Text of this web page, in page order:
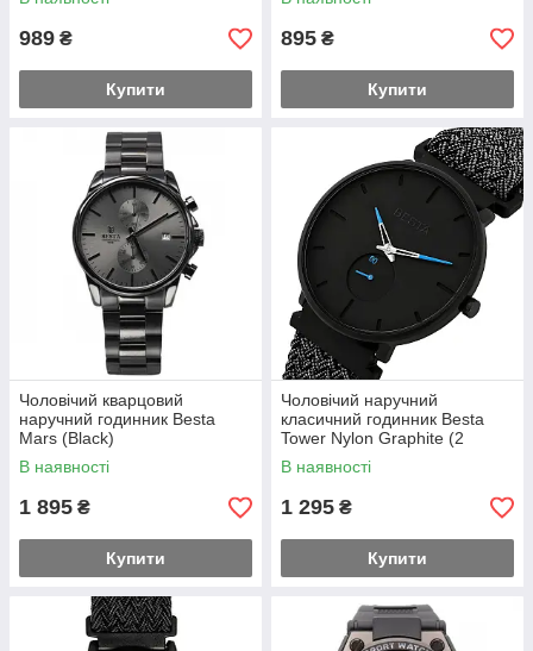
989 ₴
Купити
895 ₴
Купити
Чоловічий кварцовий
наручний годинник Besta
Mars (Black)
В наявності
1 895 ₴
Купити
Чоловічий наручний
класичний годинник Besta
Tower Nylon Graphite (2
ремінці)
В наявності
1 295 ₴
Купити